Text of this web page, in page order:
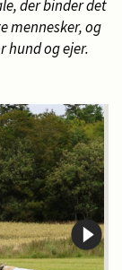
der binder det
mennesker, og
hund og ejer.